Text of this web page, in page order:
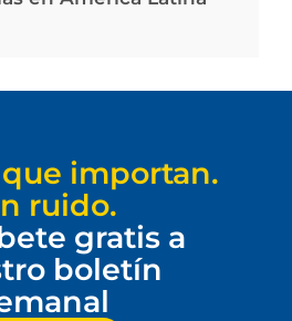
importan.
ruido.
gratis a
boletín